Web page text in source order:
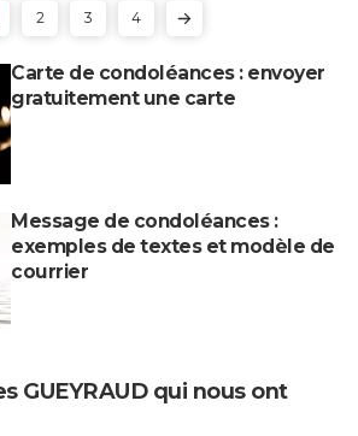
2 3 4
Carte de condoléances : envoyer
gratuitement une carte
Message de condoléances :
exemples de textes et modèle de
courrier
GUEYRAUD qui nous ont